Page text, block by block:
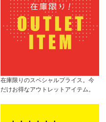
在庫限りのスペシャルプライス。今
だけお得なアウトレットアイテム。